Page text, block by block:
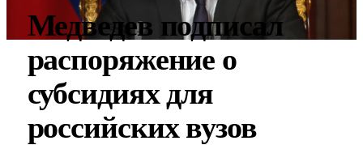
Медведев подписал
распоряжение о
субсидиях для
российских вузов